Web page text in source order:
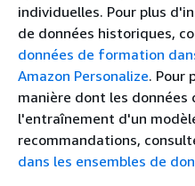
individuelles. Pour plus
de données historiques,
données de formation
Amazon Personalize. Pour
manière dont les données
l'entraînement d'un
recommandations,
dans les ensembles de